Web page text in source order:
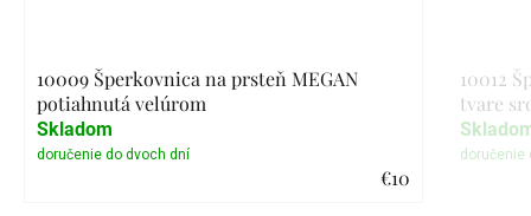
10009 Šperkovnica na prsteň MEGAN
potiahnutá velúrom
€10
Skladom
10012
tvare